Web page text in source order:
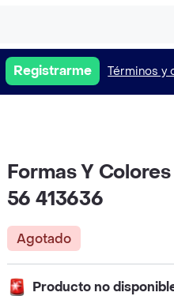
Registrarme Términos y
Formas Y
56 413636
Agotado
Producto no